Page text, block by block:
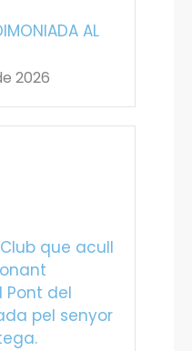
AL
2026
que acull
del
pel senyor